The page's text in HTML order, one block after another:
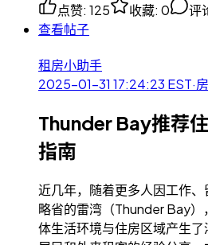
点赞: 125 收藏: 0 评
查看帖子
租房小助手
2025-01-31 17:24:23 EST·
Thunder Bay推荐
指南
近几年，随着更多人因工作
略省的雷湾（Thunder Bay
体生活环境与住房区域产生